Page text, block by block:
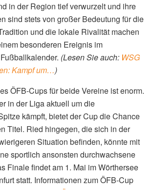
in der Region tief verwurzelt und ihre
sind stets von großer Bedeutung für die
und die lokale Rivalität machen
besonderen Ereignis im
(Lesen Sie auch: WSG
Kampf um…)
ÖFB-Cups für beide Vereine ist enorm.
in der Liga aktuell um die
kämpft, bietet der Cup die Chance
Titel. Ried hingegen, die sich in der
Situation befinden, könnte mit
sportlich ansonsten durchwachsene
Finale findet am 1. Mai im Wörthersee
statt. Informationen zum ÖFB-Cup